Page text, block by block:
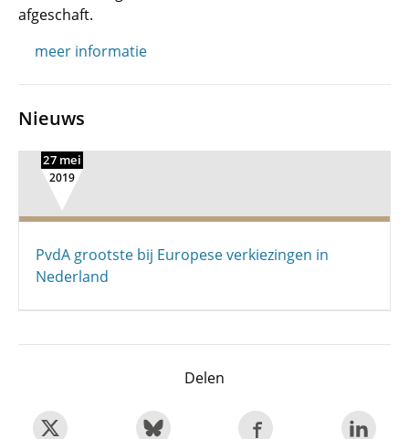
afgeschaft.
meer informatie
Nieuws
27 mei
2019
PvdA grootste bij Europese verkiezingen in
Nederland
Delen